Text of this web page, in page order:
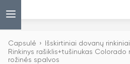
Capsulė › Išskirtiniai dovanų rinkiniai
Rinkinys rašiklis+tušinukas
rožinės spalvos